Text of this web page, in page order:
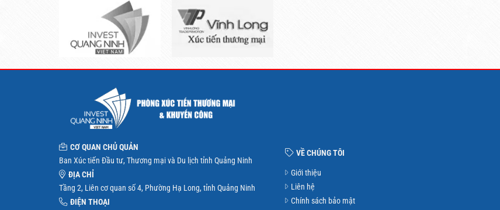
CƠ QUAN CHỦ QUẢN
Ban Xúc tiến Đầu tư, Thương mại và Du lịch tỉnh Quảng Ninh
ĐỊA CHỈ
Tầng 2, Liên cơ quan số 4, Phường Hạ Long, tỉnh Quảng Ninh
ĐIỆN THOẠI
VỀ CHÚNG TÔI
Giới thiệu
Liên hệ
Chính sách bảo mật